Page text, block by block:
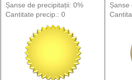
Șanse de precipitații: 0%
Cantitate precip.: 0
Șanse